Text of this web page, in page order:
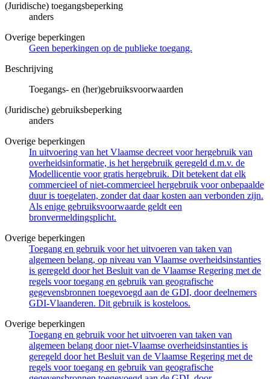
(Juridische) toegangsbeperking
anders
Overige beperkingen
Geen beperkingen op de publieke toegang.
Beschrijving
Toegangs- en (her)gebruiksvoorwaarden
(Juridische) gebruiksbeperking
anders
Overige beperkingen
In uitvoering van het Vlaamse decreet voor hergebruik van
overheidsinformatie, is het hergebruik geregeld d.m.v. de
Modellicentie voor gratis hergebruik. Dit betekent dat elk
commercieel of niet-commercieel hergebruik voor onbepaalde
duur is toegelaten, zonder dat daar kosten aan verbonden zijn.
Als enige gebruiksvoorwaarde geldt een
bronvermeldingsplicht.
Overige beperkingen
Toegang en gebruik voor het uitvoeren van taken van
algemeen belang, op niveau van Vlaamse overheidsinstanties
is geregeld door het Besluit van de Vlaamse Regering met de
regels voor toegang en gebruik van geografische
gegevensbronnen toegevoegd aan de GDI, door deelnemers
GDI-Vlaanderen. Dit gebruik is kosteloos.
Overige beperkingen
Toegang en gebruik voor het uitvoeren van taken van
algemeen belang door niet-Vlaamse overheidsinstanties is
geregeld door het Besluit van de Vlaamse Regering met de
regels voor toegang en gebruik van geografische